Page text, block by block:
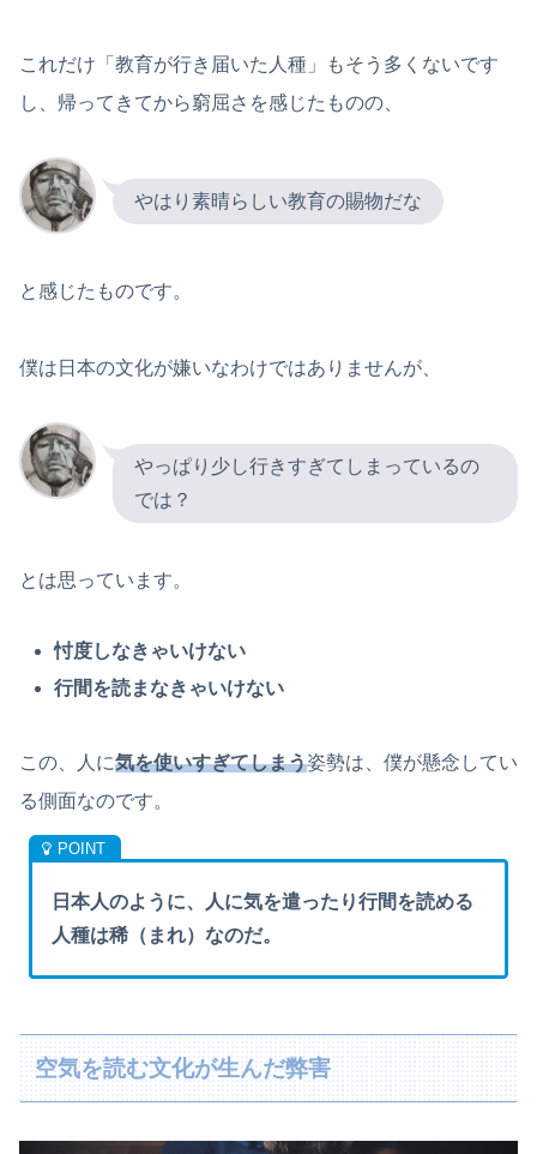
これだけ「教育が行き届いた人種」もそう多くないです
し、帰ってきてから窮屈さを感じたものの、
やはり素晴らしい教育の賜物だな
と感じたものです。
僕は日本の文化が嫌いなわけではありませんが、
やっぱり少し行きすぎてしまっているの
では？
とは思っています。
忖度しなきゃいけない
行間を読まなきゃいけない
この、人に気を使いすぎてしまう姿勢は、僕が懸念してい
る側面なのです。
日本人のように、人に気を遣ったり行間を読める
人種は稀（まれ）なのだ。
空気を読む文化が生んだ弊害